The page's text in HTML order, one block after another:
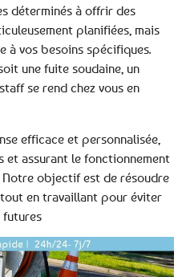
déterminés à offrir des
planifiées, mais
à vos besoins spécifiques.
une fuite soudaine, un
se rend chez vous en
efficace et personnalisée,
et assurant le fonctionnement
objectif est de résoudre
en travaillant pour éviter
futures